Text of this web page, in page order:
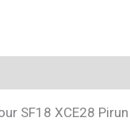
SF18 XCE28